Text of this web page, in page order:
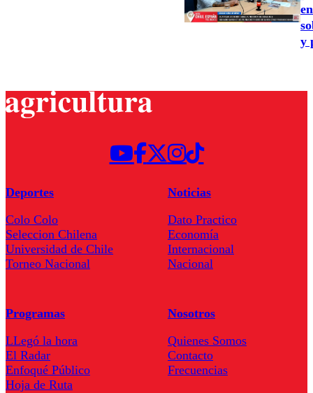
y
Deportes
Colo Colo
Seleccion Chilena
Universidad de Chile
Torneo Nacional
Noticias
Dato Practico
Economía
Internacional
Nacional
Programas
LLegó la hora
El Radar
Enfoqué Público
Hoja de Ruta
Nosotros
Quienes Somos
Contacto
Frecuencias